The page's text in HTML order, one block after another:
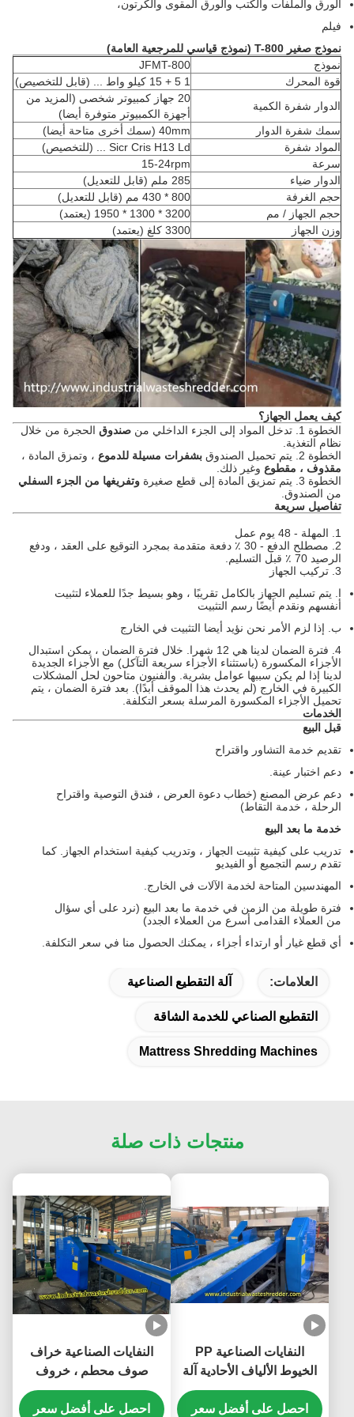
الورق والملفات والكتب والورق المقوى والكرتون،
فيلم
نموذج صغير T-800 (نموذج قياسي للمرجعية العامة)
نموذج
JFMT-800
قوة المحرك
1
الدوار شفرة الكمية
20 جهاز كمبيوتر شخصى (المزيد من
أجهزة الكمبيوتر متوفرة أيضا)
سمك شفرة الدوار
40mm (سمك أخرى متاحة أيضا)
المواد شفرة
Sicr Cris H13 Ld ... (للتخصيص)
سرعة
15-24rpm
الدوار ضياء
285 ملم (قابل للتعديل)
حجم الغرفة
800 * 430 مم (قابل للتعديل)
حجم الجهاز / مم
3200 * 1300 * 1950 (يعتمد)
وزن الجهاز
3300 كلغ (يعتمد)
كيف يعمل الجهاز؟
الخطوة 1. تدخل المواد إلى الجزء الداخلي من
صندوق الحجرة من خلال
نظام التغذية.
الخطوة 2. يتم تحميل الصندوق
بشفرات مسيلة للدموع ، وتمزق المادة ،
مقذوف ، مقطوع وغير ذلك.
الخطوة 3. يتم تمزيق المادة إلى قطع صغيرة
وتفريغها من الجزء السفلي
من الصندوق.
تفاصيل سريعة
1. المهلة - 48 يوم عمل
2. مصطلح الدفع - 30 ٪ دفعة متقدمة بمجرد التوقيع على العقد ، ودفع
الرصيد 70 ٪ قبل التسليم.
3. تركيب الجهاز
ا.
يتم تسليم الجهاز بالكامل تقريبًا ، وهو بسيط جدًا للعملاء لتثبيت
أنفسهم ونقدم أيضًا رسم التثبيت
ب.
إذا لزم الأمر نحن نؤيد أيضا التثبيت في الخارج
4. فترة الضمان لدينا هي 12 شهرا.
خلال فترة الضمان ، يمكن استبدال
الأجزاء المكسورة (باستثناء الأجزاء سريعة التآكل) مع الأجزاء الجديدة
لدينا إذا لم يكن سببها عوامل بشرية.
والفنيون متاحون لحل المشكلات
الكبيرة في الخارج (لم يحدث هذا الموقف أبدًا).
بعد فترة الضمان ، يتم
تحميل الأجزاء المكسورة المرسلة بسعر التكلفة.
الخدمات
قبل البيع
تقديم خدمة التشاور واقتراح
دعم اختبار عينة.
دعم عرض المصنع (خطاب دعوة العرض ، فندق التوصية واقتراح
الرحلة ، خدمة التقاط)
خدمة ما بعد البيع
تدريب على كيفية تثبيت الجهاز ، وتدريب كيفية استخدام الجهاز. كما
تقدم رسم التجميع أو الفيديو
المهندسين المتاحة لخدمة الآلات في الخارج.
فترة طويلة من الزمن في خدمة ما بعد البيع (نرد على أي سؤال
من العملاء القدامى أسرع من العملاء الجدد)
أي قطع غيار أو ارتداء أجزاء ، يمكنك الحصول منا في سعر التكلفة.
العلامات: آلة التقطيع الصناعية
التقطيع الصناعي للخدمة الشاقة
Mattress Shredding Machines
منتجات ذات صلة
النفايات الصناعية PP
الخيوط الألياف الأحادية آلة
تقطيع للخيوط PET PP
HDPE PA الخيوط،القدرة
احصل على أفضل سعر
النفايات الصناعية خراف
صوف محطم ، خروف
الماعز والصوف محطم
قدرة مخصصة وحجم التفريغ
احصل على أفضل سعر